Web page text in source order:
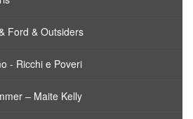
Ford & Outsiders
- Ricchi e Poveri
– Maite Kelly